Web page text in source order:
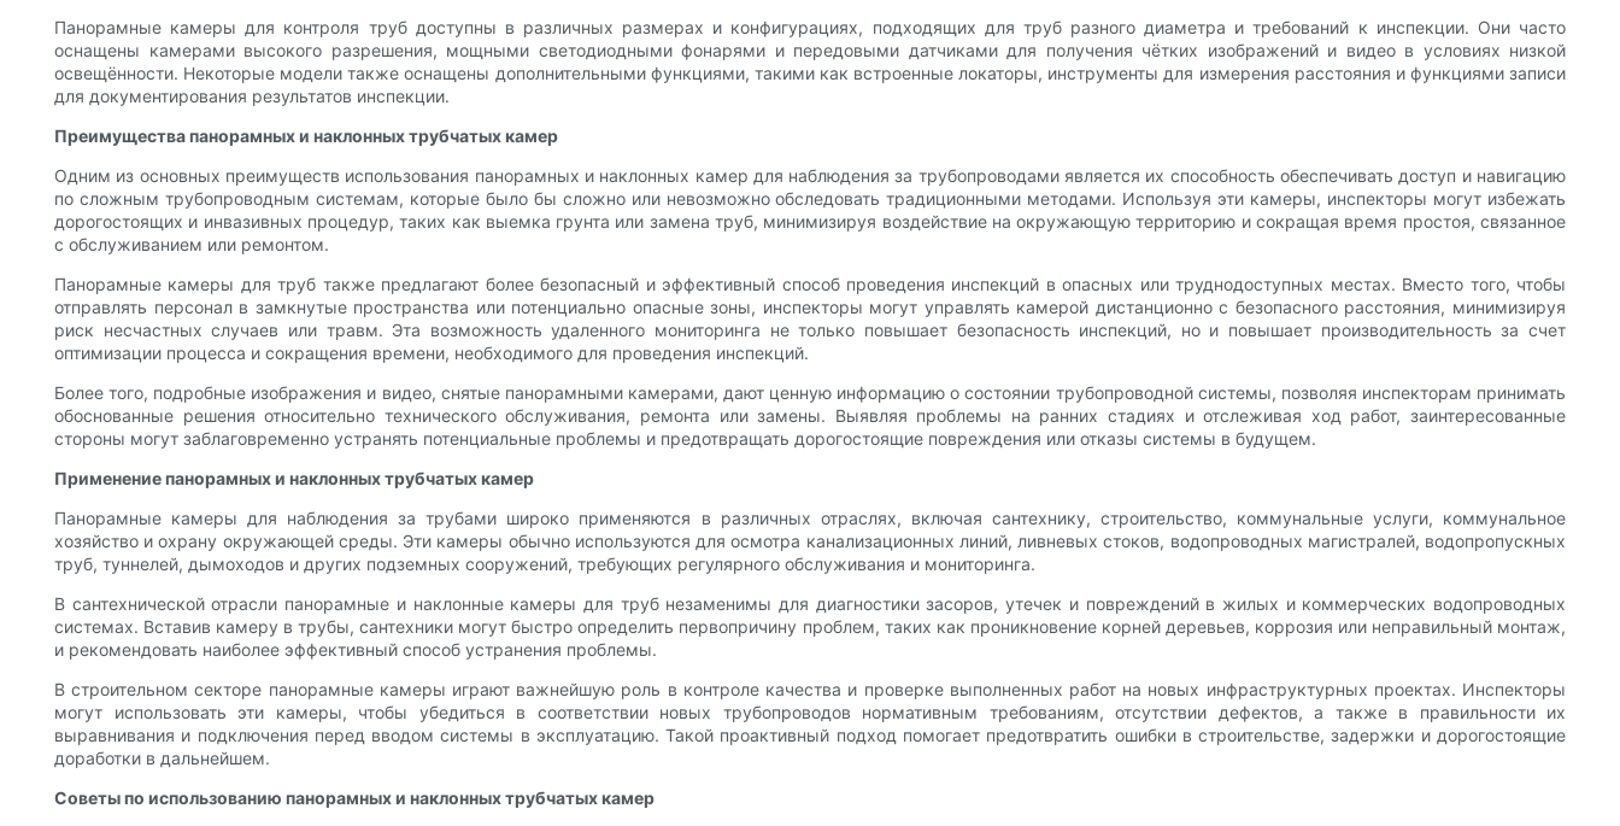
Панорамные камеры для контроля труб доступны в различных размерах и конфигурациях, подходящих для труб разного диаметра и требований к инспекции. Они часто
оснащены камерами высокого разрешения, мощными светодиодными фонарями и передовыми датчиками для получения чётких изображений и видео в условиях низкой
освещённости. Некоторые модели также оснащены дополнительными функциями, такими как встроенные локаторы, инструменты для измерения расстояния и функциями записи
для документирования результатов инспекции.
Преимущества панорамных и наклонных трубчатых камер
Одним из основных преимуществ использования панорамных и наклонных камер для наблюдения за трубопроводами является их способность обеспечивать доступ и навигацию
по сложным трубопроводным системам, которые было бы сложно или невозможно обследовать традиционными методами. Используя эти камеры, инспекторы могут избежать
дорогостоящих и инвазивных процедур, таких как выемка грунта или замена труб, минимизируя воздействие на окружающую территорию и сокращая время простоя, связанное
с обслуживанием или ремонтом.
Панорамные камеры для труб также предлагают более безопасный и эффективный способ проведения инспекций в опасных или труднодоступных местах. Вместо того, чтобы
отправлять персонал в замкнутые пространства или потенциально опасные зоны, инспекторы могут управлять камерой дистанционно с безопасного расстояния, минимизируя
риск несчастных случаев или травм. Эта возможность удаленного мониторинга не только повышает безопасность инспекций, но и повышает производительность за счет
оптимизации процесса и сокращения времени, необходимого для проведения инспекций.
Более того, подробные изображения и видео, снятые панорамными камерами, дают ценную информацию о состоянии трубопроводной системы, позволяя инспекторам принимать
обоснованные решения относительно технического обслуживания, ремонта или замены. Выявляя проблемы на ранних стадиях и отслеживая ход работ, заинтересованные
стороны могут заблаговременно устранять потенциальные проблемы и предотвращать дорогостоящие повреждения или отказы системы в будущем.
Применение панорамных и наклонных трубчатых камер
Панорамные камеры для наблюдения за трубами широко применяются в различных отраслях, включая сантехнику, строительство, коммунальные услуги, коммунальное
хозяйство и охрану окружающей среды. Эти камеры обычно используются для осмотра канализационных линий, ливневых стоков, водопроводных магистралей, водопропускных
труб, туннелей, дымоходов и других подземных сооружений, требующих регулярного обслуживания и мониторинга.
В сантехнической отрасли панорамные и наклонные камеры для труб незаменимы для диагностики засоров, утечек и повреждений в жилых и коммерческих водопроводных
системах. Вставив камеру в трубы, сантехники могут быстро определить первопричину проблем, таких как проникновение корней деревьев, коррозия или неправильный монтаж,
и рекомендовать наиболее эффективный способ устранения проблемы.
В строительном секторе панорамные камеры играют важнейшую роль в контроле качества и проверке выполненных работ на новых инфраструктурных проектах. Инспекторы
могут использовать эти камеры, чтобы убедиться в соответствии новых трубопроводов нормативным требованиям, отсутствии дефектов, а также в правильности их
выравнивания и подключения перед вводом системы в эксплуатацию. Такой проактивный подход помогает предотвратить ошибки в строительстве, задержки и дорогостоящие
доработки в дальнейшем.
Советы по использованию панорамных и наклонных трубчатых камер